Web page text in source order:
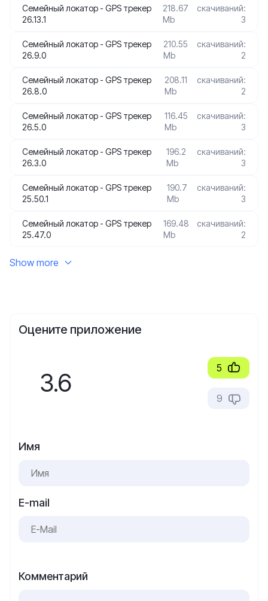
Семейный локатор - GPS трекер
26.13.1
218.67
Mb
скачиваний:
3
Семейный локатор - GPS трекер
26.9.0
210.55
Mb
скачиваний:
2
Семейный локатор - GPS трекер
26.8.0
208.11
Mb
скачиваний:
2
Семейный локатор - GPS трекер
26.5.0
116.45
Mb
скачиваний:
3
Семейный локатор - GPS трекер
26.3.0
196.2
Mb
скачиваний:
3
Семейный локатор - GPS трекер
25.50.1
190.7
Mb
скачиваний:
3
Семейный локатор - GPS трекер
25.47.0
169.48
Mb
скачиваний:
2
Show more
Оцените приложение
3.6 5
9
Имя
E-mail
Комментарий